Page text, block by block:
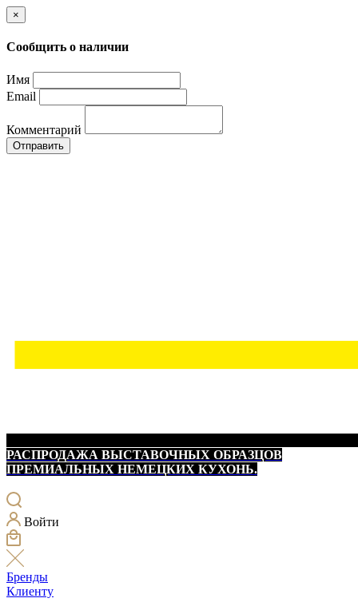
×
Сообщить о наличии
Имя
Email
Комментарий
Отправить
РАСПРОДАЖА ВЫСТАВОЧНЫХ ОБРАЗЦОВ
ПРЕМИАЛЬНЫХ НЕМЕЦКИХ КУХОНЬ.
Войти
Бренды
Клиенту